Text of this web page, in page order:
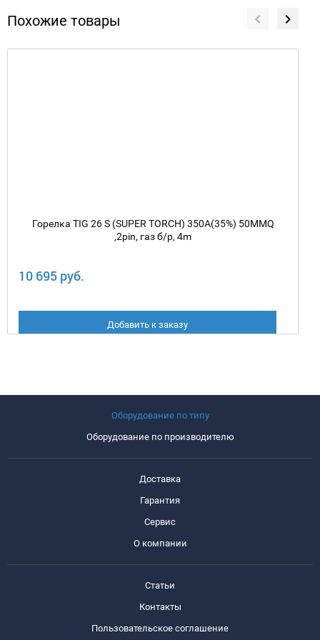
Похожие товары
Горелка TIG 26 S (SUPER TORCH) 350A(35%) 50MMQ
,2pin, газ б/р, 4m
10 695 руб.
Добавить к заказу
Оборудование по типу
Оборудование по производителю
Доставка
Гарантия
Сервис
О компании
Статьи
Контакты
Пользовательское соглашение